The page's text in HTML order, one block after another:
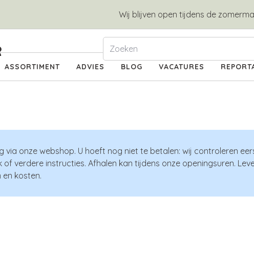
Wij blijven open tijdens de
ASSORTIMENT ADVIES BLOG VACATURES
via onze webshop. U hoeft nog niet te betalen: wij controleren
verdere instructies. Afhalen kan tijdens onze openingsuren.
kosten.